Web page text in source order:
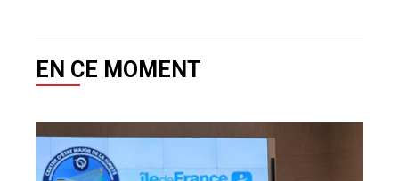
EN CE MOMENT